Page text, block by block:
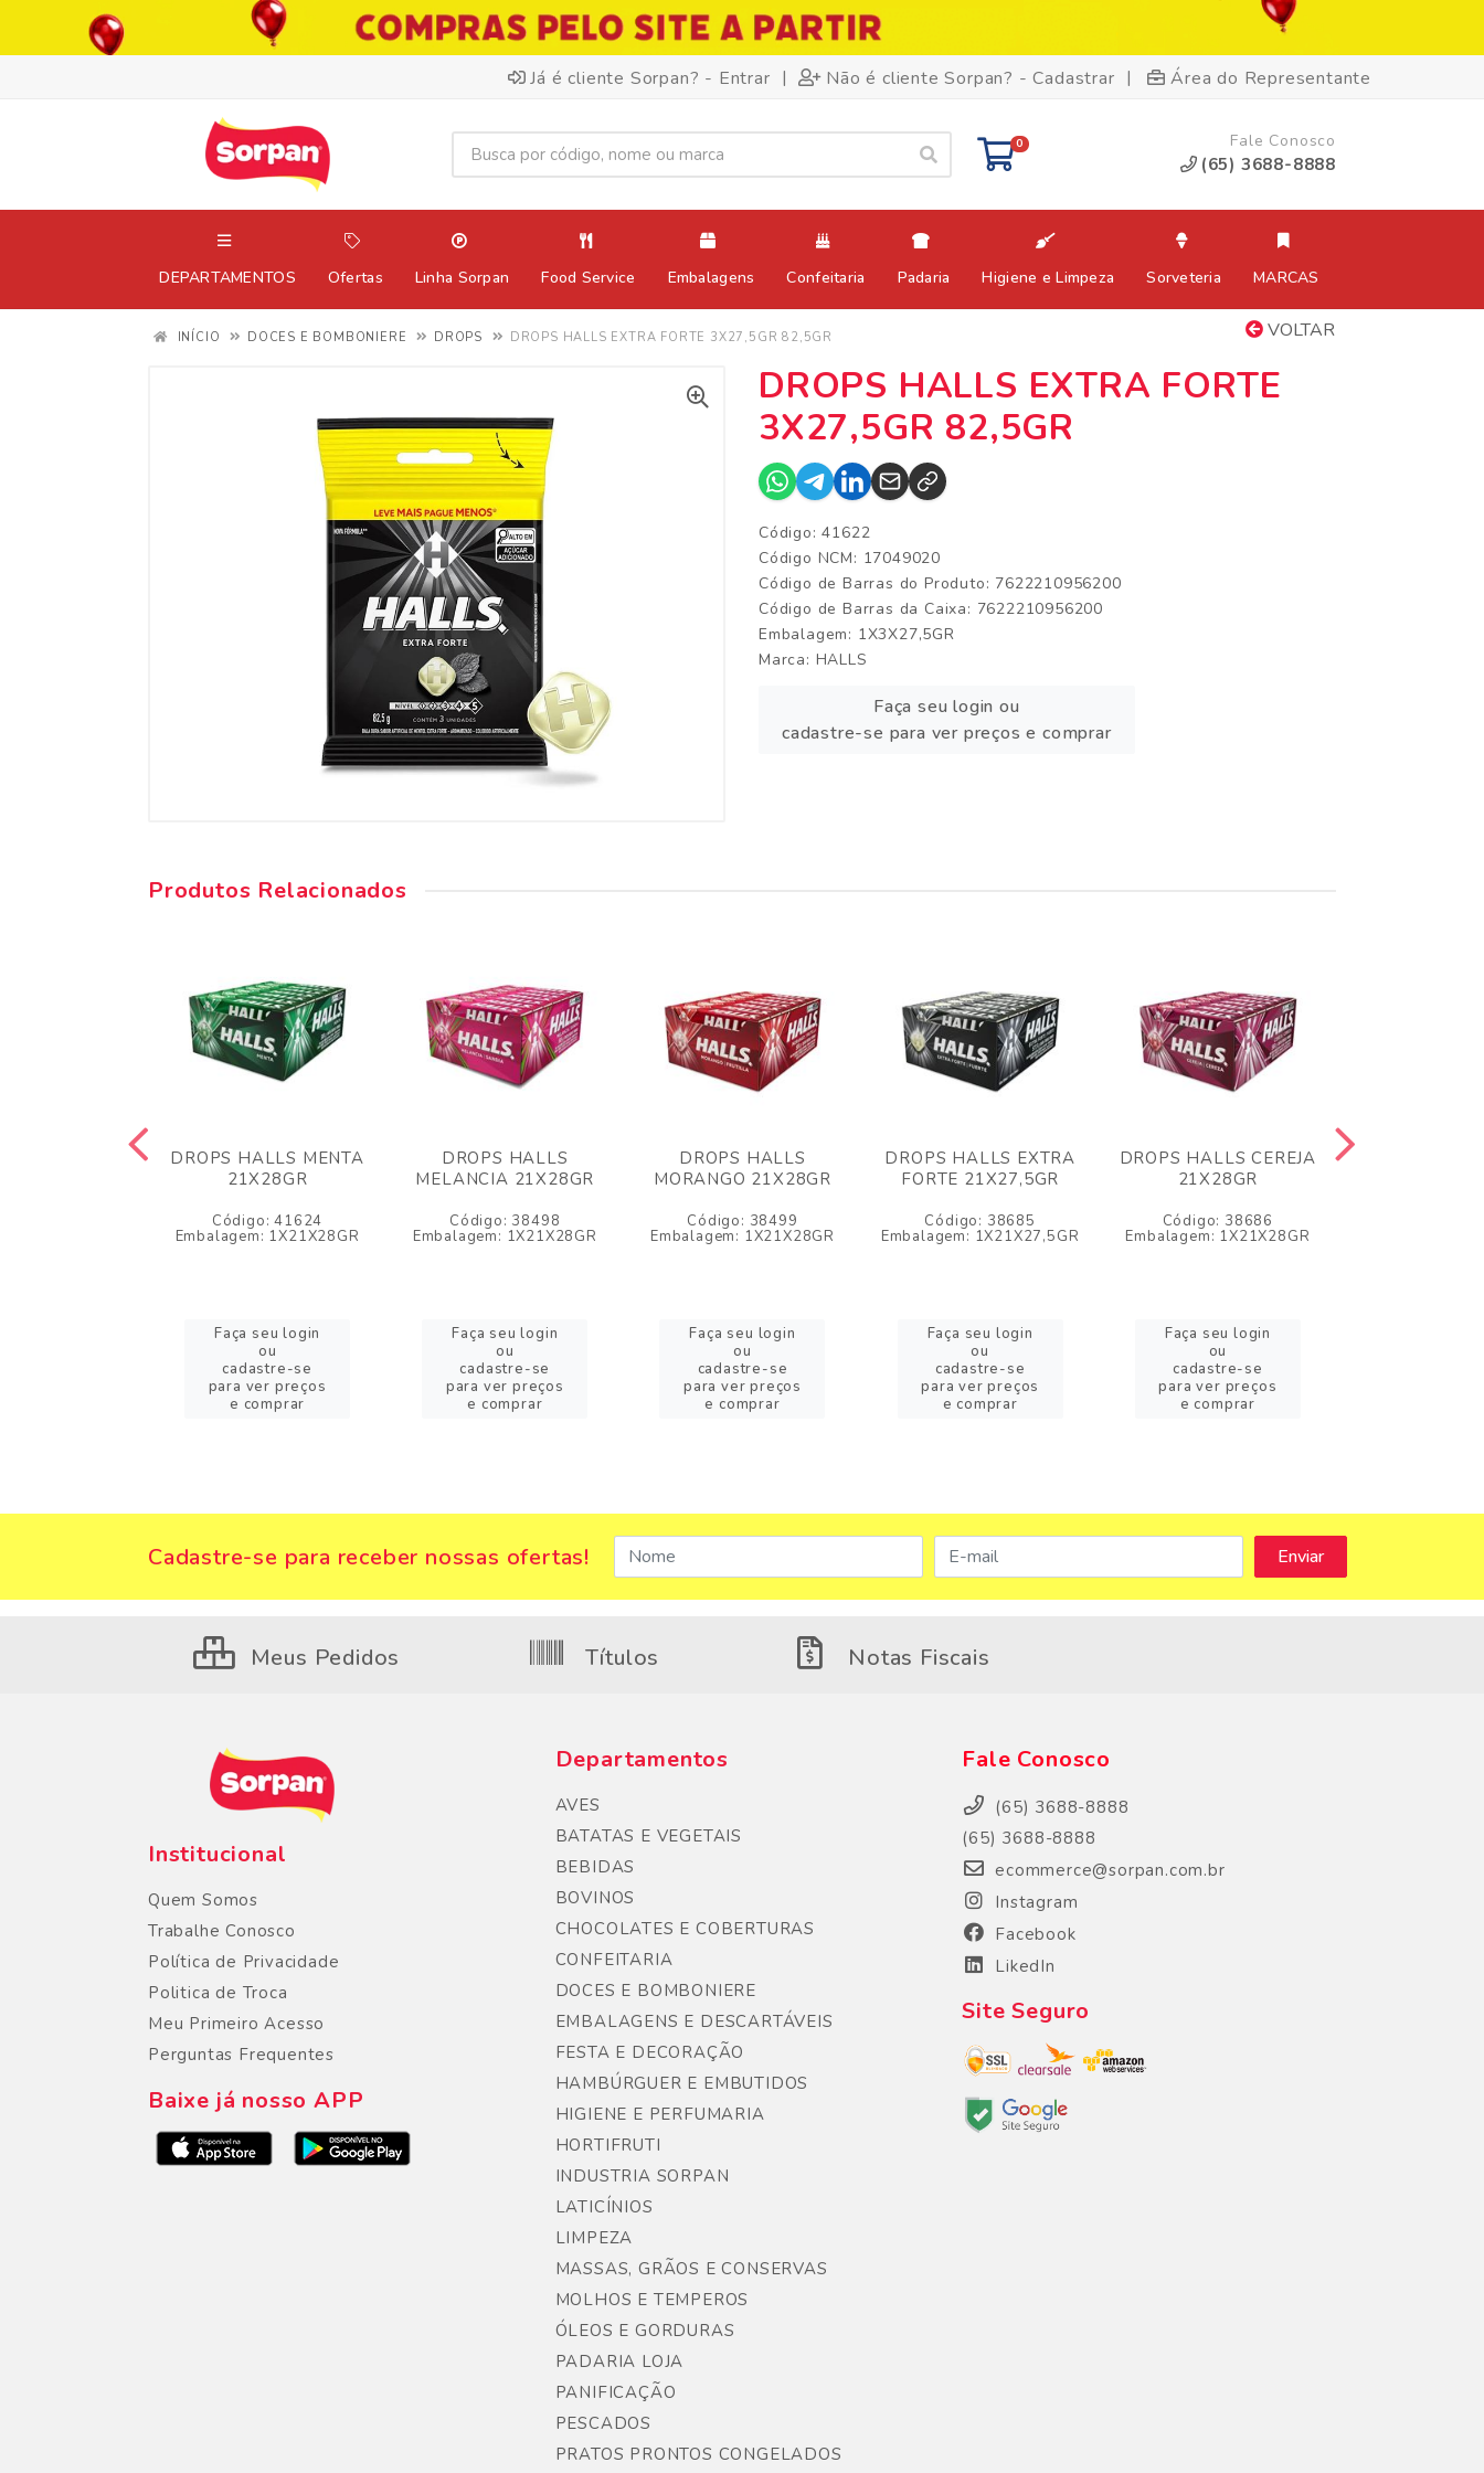
Já é cliente Sorpan? - Entrar | Não é cliente Sorpan? - Cadastrar | Área do Representante
0 Fale Conosco
(65) 3688-8888
DEPARTAMENTOS Ofertas Linha Sorpan Food Service Embalagens Confeitaria Padaria Higiene e Limpeza Sorveteria MARCAS
VOLTAR
INÍCIO DOCES E BOMBONIERE DROPS DROPS HALLS EXTRA FORTE 3X27,5GR 82,5GR
DROPS HALLS EXTRA FORTE
3X27,5GR 82,5GR
Código: 41622
Código NCM: 17049020
Código de Barras do Produto: 7622210956200
Código de Barras da Caixa: 7622210956200
Embalagem: 1X3X27,5GR
Marca: HALLS
Faça seu login ou
cadastre-se para ver preços e comprar
Produtos Relacionados
DROPS HALLS MENTA
21X28GR
Código: 41624
Embalagem: 1X21X28GR
Faça seu login
ou
cadastre-se
para ver preços
e comprar
DROPS HALLS
MELANCIA 21X28GR
Código: 38498
Embalagem: 1X21X28GR
Faça seu login
ou
cadastre-se
para ver preços
e comprar
DROPS HALLS
MORANGO 21X28GR
Código: 38499
Embalagem: 1X21X28GR
Faça seu login
ou
cadastre-se
para ver preços
e comprar
DROPS HALLS EXTRA
FORTE 21X27,5GR
Código: 38685
Embalagem: 1X21X27,5GR
Faça seu login
ou
cadastre-se
para ver preços
e comprar
DROPS HALLS CEREJA
21X28GR
Código: 38686
Embalagem: 1X21X28GR
Faça seu login
ou
cadastre-se
para ver preços
e comprar
Cadastre-se para receber nossas ofertas!
Meus Pedidos Títulos Notas Fiscais
Institucional
Quem Somos
Trabalhe Conosco
Política de Privacidade
Politica de Troca
Meu Primeiro Acesso
Perguntas Frequentes
Baixe já nosso APP
Departamentos
AVES
BATATAS E VEGETAIS
BEBIDAS
BOVINOS
CHOCOLATES E COBERTURAS
CONFEITARIA
DOCES E BOMBONIERE
EMBALAGENS E DESCARTÁVEIS
FESTA E DECORAÇÃO
HAMBÚRGUER E EMBUTIDOS
HIGIENE E PERFUMARIA
HORTIFRUTI
INDUSTRIA SORPAN
LATICÍNIOS
LIMPEZA
MASSAS, GRÃOS E CONSERVAS
MOLHOS E TEMPEROS
ÓLEOS E GORDURAS
PADARIA LOJA
PANIFICAÇÃO
PESCADOS
PRATOS PRONTOS CONGELADOS
Fale Conosco
(65) 3688-8888
(65) 3688-8888
ecommerce@sorpan.com.br
Instagram
Facebook
LikedIn
Site Seguro